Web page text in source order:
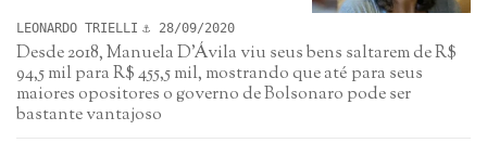
LEONARDO TRIELLI 28/09/2020
Desde 2018, Manuela D'Ávila viu seus bens saltarem de R$
94,5 mil para R$ 455,5 mil, mostrando que até para seus
maiores opositores o governo de Bolsonaro pode ser
bastante vantajoso